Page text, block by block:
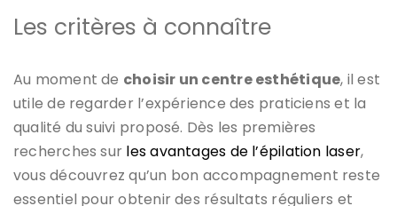
Les critères à connaître
Au moment de choisir un centre esthétique, il est
utile de regarder l’expérience des praticiens et la
qualité du suivi proposé. Dès les premières
recherches sur les avantages de l’épilation laser,
vous découvrez qu’un bon accompagnement reste
essentiel pour obtenir des résultats réguliers et